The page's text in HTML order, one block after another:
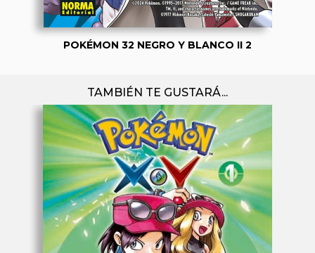
POKÉMON 32 NEGRO Y BLANCO II 2
TAMBIÉN TE GUSTARÁ...